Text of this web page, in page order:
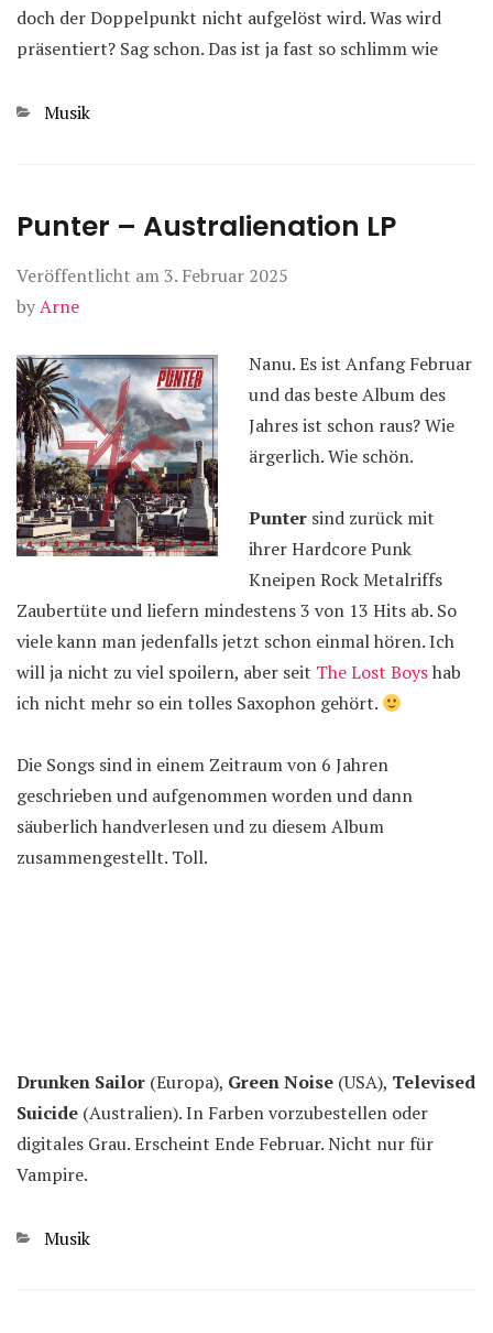
doch der Doppelpunkt nicht aufgelöst wird. Was wird
präsentiert? Sag schon. Das ist ja fast so schlimm wie
Kategorien
Musik
Punter – Australienation LP
Veröffentlicht am 3. Februar 2025
byArne
Nanu. Es ist Anfang Februar
und das beste Album des
Jahres ist schon raus? Wie
ärgerlich. Wie schön.
Punter sind zurück mit
ihrer Hardcore Punk
Kneipen Rock Metalriffs
Zaubertüte und liefern mindestens 3 von 13 Hits ab. So
viele kann man jedenfalls jetzt schon einmal hören. Ich
will ja nicht zu viel spoilern, aber seit The Lost Boyshab
ich nicht mehr so ein tolles Saxophon gehört.
Die Songs sind in einem Zeitraum von 6 Jahren
geschrieben und aufgenommen worden und dann
säuberlich handverlesen und zu diesem Album
zusammengestellt. Toll.
Drunken Sailor (Europa), Green Noise (USA), Televised
Suicide (Australien). In Farben vorzubestellen oder
digitales Grau. Erscheint Ende Februar. Nicht nur für
Vampire.
Kategorien
Musik